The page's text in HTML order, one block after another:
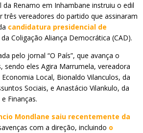
da Renamo em Inhambane instruiu o edil
três vereadores do partido que assinaram
candidatura presidencial de
da Coligação Aliança Democrática (CAD).
pelo jornal “O País”, que avança o
sendo eles Agira Marrumela, vereadora
Local, Bionaldo Vilanculos, da
Sociais, e Anastácio Vilankulo, da
Finanças.
Mondlane saiu recentemente da
com a direção, incluindo o